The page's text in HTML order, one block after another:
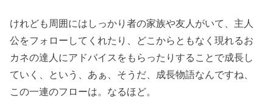
けれども周囲にはしっかり者の家族や友人がいて、主人
公をフォローしてくれたり、どこからともなく現れるお
カネの達人にアドバイスをもらったりすることで成長し
ていく、という、あぁ、そうだ、成長物語なんですね、
この一連のフローは。なるほど。